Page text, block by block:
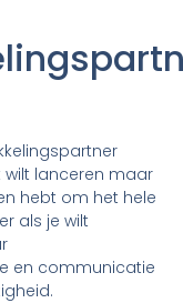
lanceren maar
hebt om het hele
als je wilt
en communicatie